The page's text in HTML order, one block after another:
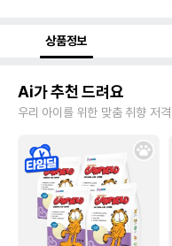
상품정보
Ai가 추천 드려요
우리 아이를 위한 맞춤 취향 저